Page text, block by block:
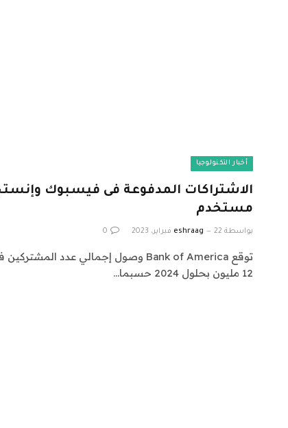
أخبار التكنولوجيا
مستخدم
بواسطة eshraag 22 فبراير، 2023 0
12 مليون بحلول 2024 حسبما…